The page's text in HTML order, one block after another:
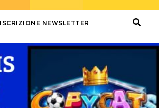
ISCRIZIONE NEWSLETTER